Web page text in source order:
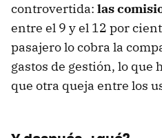
controvertida: las
entre el 9 y el 12 por
pasajero lo cobra la
gastos de gestión, lo que
que otra queja entre los